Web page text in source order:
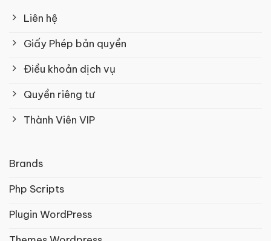
Liên hệ
Giấy Phép bản quyền
Điều khoản dịch vụ
Quyền riêng tư
Thành Viên VIP
Brands
Php Scripts
Plugin WordPress